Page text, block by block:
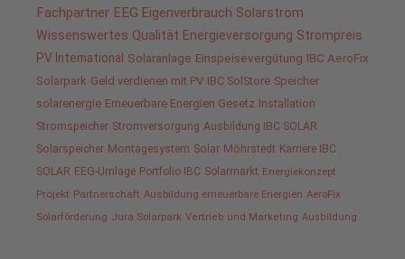
Fachpartner EEG Eigenverbrauch Solarstrom
Wissenswertes Qualität Energieversorgung Strompreis
PV International Solaranlage Einspeisevergütung IBC AeroFix
Solarpark Geld verdienen mit PV IBC SolStore Speicher
solarenergie Erneuerbare Energien Gesetz Installation
Stromspeicher Stromversorgung Ausbildung IBC SOLAR
Solarspeicher Montagesystem Solar Möhrstedt Karriere IBC
SOLAR EEG-Umlage Portfolio IBC Solarmarkt Energiekonzept
Projekt Partnerschaft Ausbildung erneuerbare Energien AeroFix
Solarförderung Jura Solarpark Vertrieb und Marketing Ausbildung